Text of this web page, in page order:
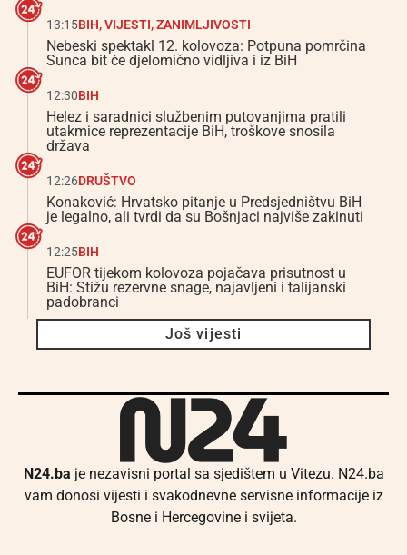
13:15BIH,VIJESTI,ZANIMLJIVOSTI
Nebeski spektakl 12. kolovoza: Potpuna pomrčina
Sunca bit će djelomično vidljiva i iz BiH
12:30BIH
Helez i saradnici službenim putovanjima pratili
utakmice reprezentacije BiH, troškove snosila
država
12:26DRUŠTVO
Konaković: Hrvatsko pitanje u Predsjedništvu BiH
je legalno, ali tvrdi da su Bošnjaci najviše zakinuti
12:25BIH
EUFOR tijekom kolovoza pojačava prisutnost u
BiH: Stižu rezervne snage, najavljeni i talijanski
padobranci
Još vijesti
N24.ba je nezavisni portal sa sjedištem u Vitezu. N24.ba
vam donosi vijesti i svakodnevne servisne informacije iz
Bosne i Hercegovine i svijeta.